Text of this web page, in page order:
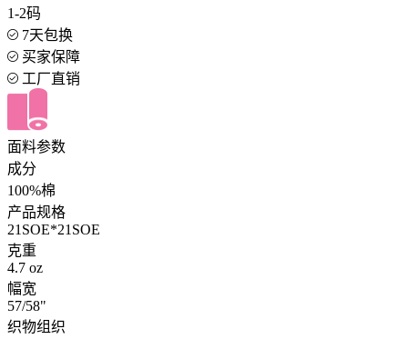
1-2码
7天包换
买家保障
工厂直销
面料参数
成分
100%棉
产品规格
21SOE*21SOE
克重
4.7 oz
幅宽
57/58"
织物组织